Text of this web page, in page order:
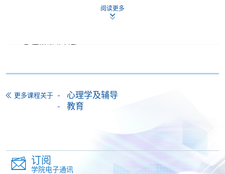
如报读课程将在五个工作天内开课，为免邮递延误报
免使用支票付款。
除由学院裁定的特殊情况（例如课程因报名人数不足
准退还款项，以现金、易办事、微信支付、支付宝、
支票或缴费灵（只限网上付款）方式缴交之款项，将
到支付款项时使用的信用卡户口。
除本学院网页所列明的学费外，个别课程或有其他额
外收费，详情请联络有关学科职员。
阅读更多
更多课程关于
心理学及辅导
教育
订阅
学院电子通讯